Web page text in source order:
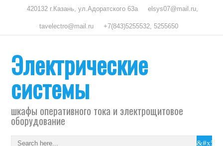
420132 г.Казань, ул.Адоратского 63а elsys07@mail.ru,
tavelectro@mail.ru +7(843)5255532, 5255650
Электрические
системы
шкафы оперативного тока и электрощитовое
оборудование